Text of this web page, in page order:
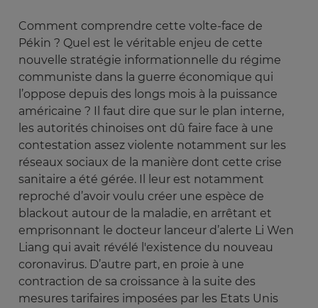
Comment comprendre cette volte-face de
Pékin ? Quel est le véritable enjeu de cette
nouvelle stratégie informationnelle du régime
communiste dans la guerre économique qui
l’oppose depuis des longs mois à la puissance
américaine ? Il faut dire que sur le plan interne,
les autorités chinoises ont dû faire face à une
contestation assez violente notamment sur les
réseaux sociaux de la manière dont cette crise
sanitaire a été gérée. Il leur est notamment
reproché d’avoir voulu créer une espèce de
blackout autour de la maladie, en arrêtant et
emprisonnant le docteur lanceur d’alerte Li Wen
Liang qui avait révélé l'existence du nouveau
coronavirus. D’autre part, en proie à une
contraction de sa croissance à la suite des
mesures tarifaires imposées par les Etats Unis